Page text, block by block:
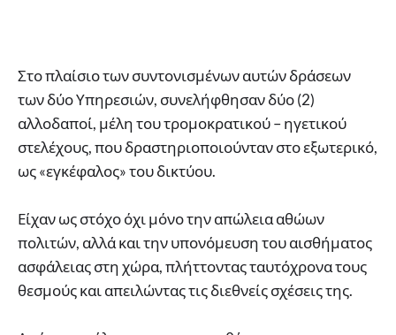
Στο πλαίσιο των συντονισμένων αυτών δράσεων
των δύο Υπηρεσιών, συνελήφθησαν δύο (2)
αλλοδαποί, μέλη του τρομοκρατικού – ηγετικού
στελέχους, που δραστηριοποιούνταν στο εξωτερικό,
ως «εγκέφαλος» του δικτύου.
Είχαν ως στόχο όχι μόνο την απώλεια αθώων
πολιτών, αλλά και την υπονόμευση του αισθήματος
ασφάλειας στη χώρα, πλήττοντας ταυτόχρονα τους
θεσμούς και απειλώντας τις διεθνείς σχέσεις της.